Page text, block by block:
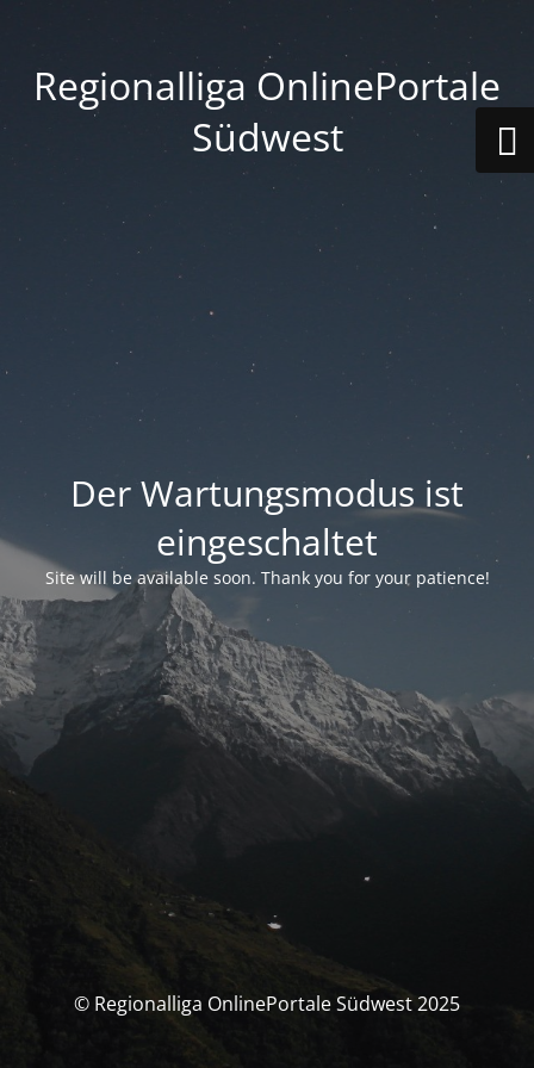
Regionalliga OnlinePortale
Südwest
Der Wartungsmodus ist
eingeschaltet
Site will be available soon. Thank you for your patience!
© Regionalliga OnlinePortale Südwest 2025